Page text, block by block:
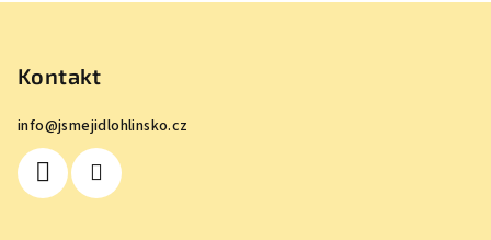
Kontakt
info@jsmejidlohlinsko.cz